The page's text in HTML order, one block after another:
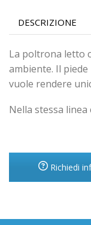
DESCRIZIONE
La poltrona letto
ambiente. Il
vuole rendere
Nella stessa
Richiedi